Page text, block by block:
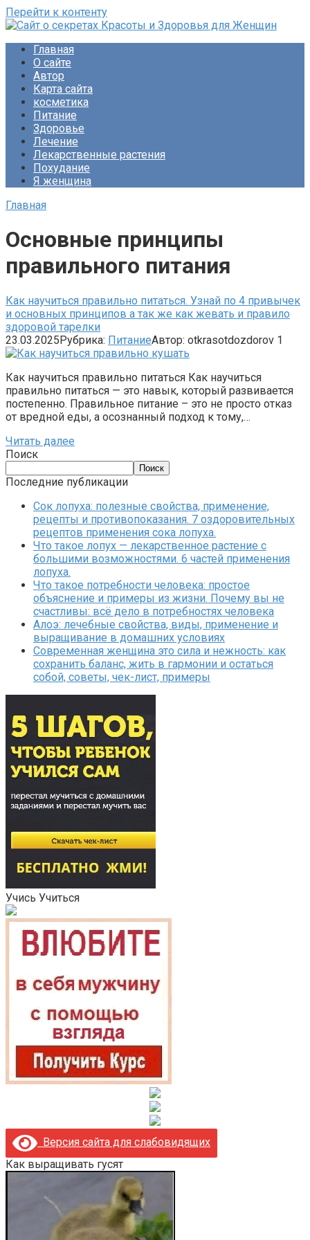
Перейти к контенту
Раскройте тайны ухода за собой, питания и народной
медицины. Советы по похудению и обретению женского
счастья. Будьте прекрасны!
Главная
О сайте
Автор
Карта сайта
косметика
Питание
Здоровье
Лечение
Лекарственные растения
Похудание
Я женщина
Главная
Основные принципы
правильного питания
Как научиться правильно питаться. Узнай по 4 привычек
и основных принципов а так же как жевать и правило
здоровой тарелки
23.03.2025Рубрика: ПитаниеАвтор: otkrasotdozdorov 1
Как научиться правильно питаться Как научиться
правильно питаться — это навык, который развивается
постепенно. Правильное питание – это не просто отказ
от вредной еды, а осознанный подход к тому,…
Читать далее
Поиск
Поиск
Последние публикации
Сок лопуха: полезные свойства, применение,
рецепты и противопоказания. 7 оздоровительных
рецептов применения сока лопуха.
Что такое лопух — лекарственное растение с
большими возможностями. 6 частей применения
лопуха.
Что такое потребности человека: простое
объяснение и примеры из жизни. Почему вы не
счастливы: всё дело в потребностях человека
Алоэ: лечебные свойства, виды, применение и
выращивание в домашних условиях
Современная женщина это сила и нежность: как
сохранить баланс, жить в гармонии и остаться
собой, советы, чек-лист, примеры
Учись Учиться
Версия сайта для слабовидящих
Как выращивать гусят